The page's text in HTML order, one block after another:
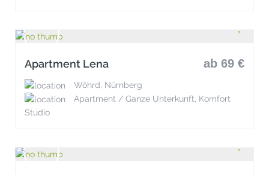
ab 69 €
Apartment Lena
Wöhrd, Nürnberg
Apartment / Ganze Unterkunft, Komfort
Studio